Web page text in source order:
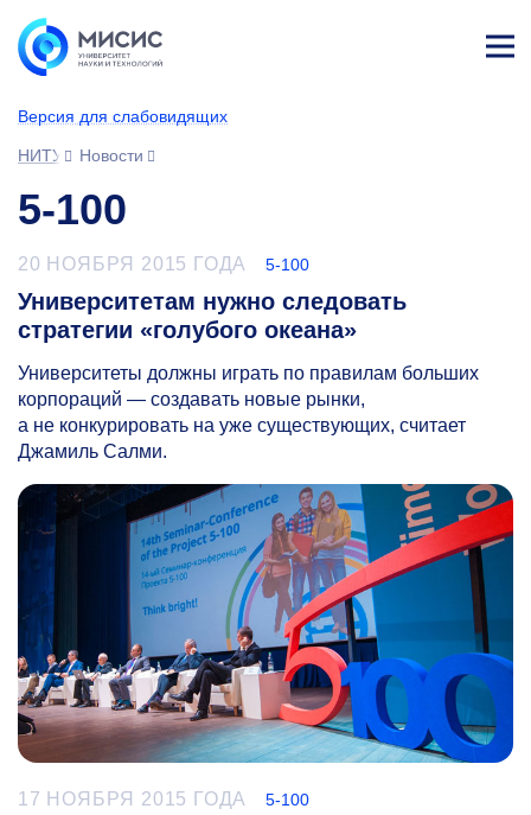
Версия для слабовидящих
НИТУ МИСИС
Новости
5-100
20 НОЯБРЯ 2015 ГОДА 5-100
Университетам нужно следовать
стратегии «голубого океана»
Университеты должны играть по правилам больших
корпораций — создавать новые рынки,
а не конкурировать на уже существующих, считает
Джамиль Салми.
17 НОЯБРЯ 2015 ГОДА 5-100